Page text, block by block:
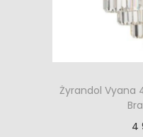
Żyrandol Vyana
4